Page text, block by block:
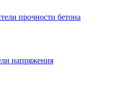
прочности бетона
напряжения